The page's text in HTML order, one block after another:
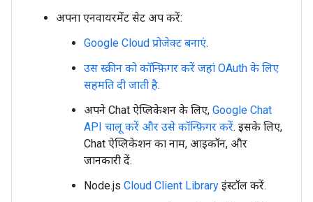
अपना एनवायरमेंट सेट अप करें:
Google Cloud प्रोजेक्ट बनाएं.
उस स्क्रीन को कॉन्फ़िगर करें जहां OAuth के लिए
सहमति दी जाती है.
अपने Chat ऐप्लिकेशन के लिए, Google Chat
API चालू करें और उसे कॉन्फ़िगर करें. इसके लिए,
Chat ऐप्लिकेशन का नाम, आइकॉन, और
जानकारी दें.
Node.js Cloud Client Library इंस्टॉल करें.